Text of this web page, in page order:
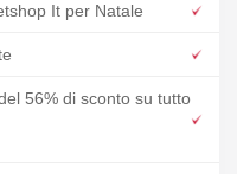
It per Natale
56% di sconto su tutto